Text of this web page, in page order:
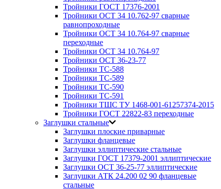
Тройники ГОСТ 17376-2001
Тройники ОСТ 34 10.762-97 сварные
равнопроходные
Тройники ОСТ 34 10.764-97 сварные
переходные
Тройники ОСТ 34 10.764-97
Тройники ОСТ 36-23-77
Тройники ТС-588
Тройники ТС-589
Тройники ТС-590
Тройники ТС-591
Тройники ТШС ТУ 1468-001-61257374-2015
Тройники ГОСТ 22822-83 переходные
Заглушки стальные
Заглушки плоские приварные
Заглушки фланцевые
Заглушки эллиптические стальные
Заглушки ГОСТ 17379-2001 эллиптические
Заглушки ОСТ 36-25-77 эллиптические
Заглушки АТК 24.200 02 90 фланцевые
стальные